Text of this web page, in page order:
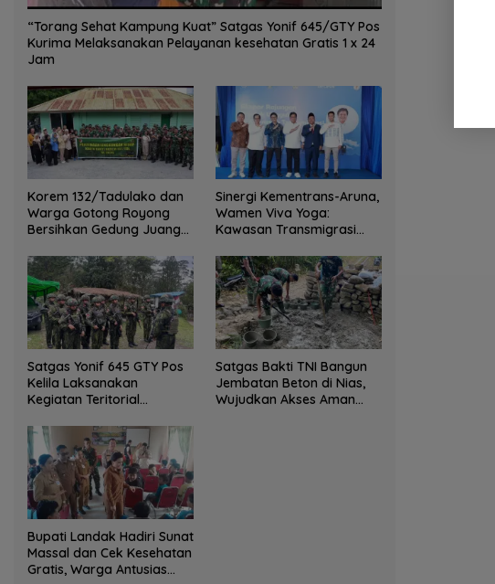
“Torang Sehat Kampung Kuat” Satgas Yonif 645/GTY Pos
Kurima Melaksanakan Pelayanan kesehatan Gratis 1 x 24
Jam
Korem 132/Tadulako dan
Warga Gotong Royong
Bersihkan Gedung Juang
Sinergi Kementrans-Aruna,
Wamen Viva Yoga:
Kawasan Transmigrasi
Ke Pasar Global
Satgas Yonif 645 GTY Pos
Kelila Laksanakan
Kegiatan Teritorial
Tokoh Adat dan Lurah
Satgas Bakti TNI Bangun
Jembatan Beton di Nias,
Wujudkan Akses Aman
Bupati Landak Hadiri Sunat
Massal dan Cek Kesehatan
Gratis, Warga Antusias